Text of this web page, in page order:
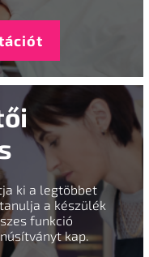
ki a legtöbbet
a készülék
funkció
kap.